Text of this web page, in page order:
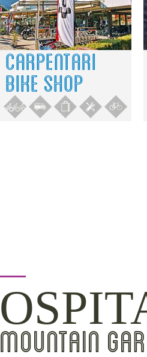
CARPENTARI
BIKE SHOP
MOUNTAIN